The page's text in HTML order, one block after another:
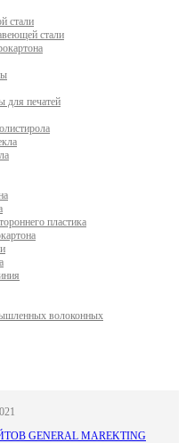
стали
стали
для печатей
пластика
волоконных
GENERAL MAREKTING